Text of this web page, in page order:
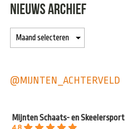
NIEUWS ARCHIEF
@MIJNTEN_ACHTERVELD
Mijnten Schaats- en Skeelersport